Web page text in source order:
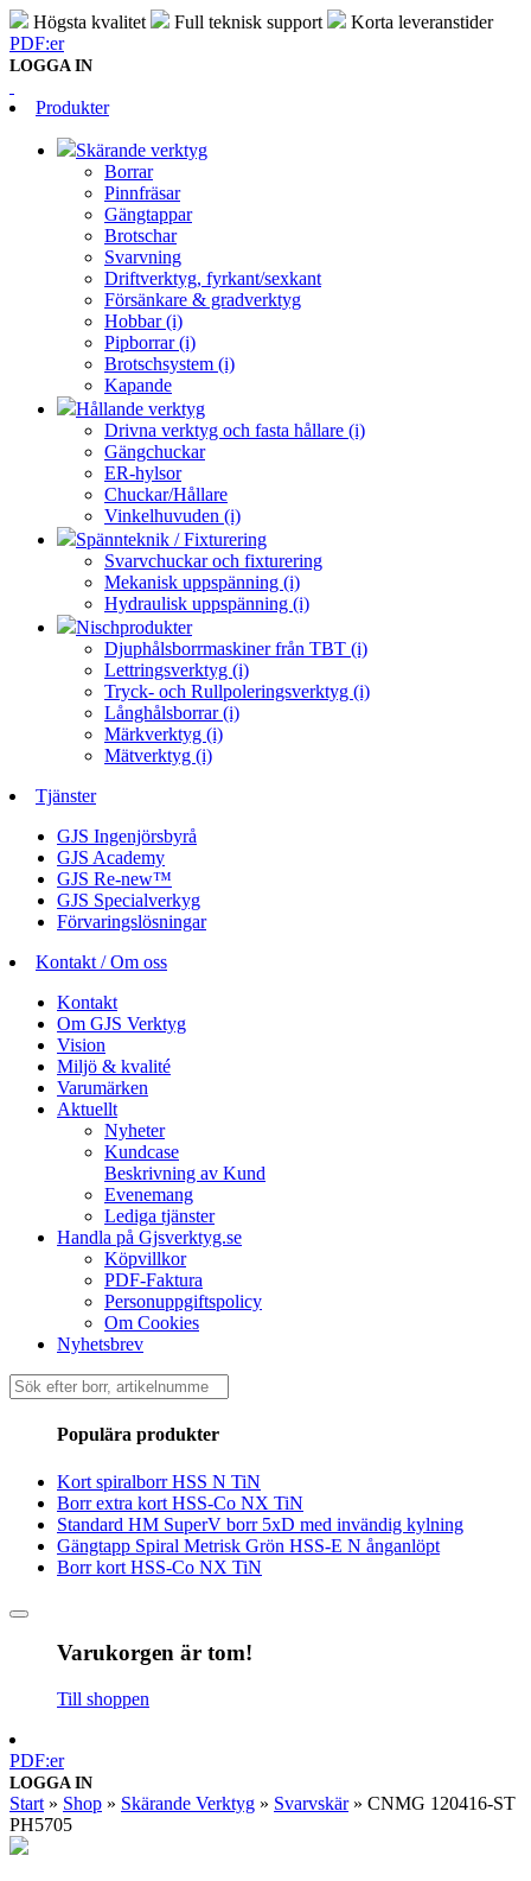
Högsta kvalitet Full teknisk support
Korta leveranstider
PDF:er
LOGGA IN
Produkter
Skärande verktyg
Borrar
Pinnfräsar
Gängtappar
Brotschar
Svarvning
Driftverktyg, fyrkant/sexkant
Försänkare & gradverktyg
Hobbar (i)
Pipborrar (i)
Brotschsystem (i)
Kapande
Hållande verktyg
Drivna verktyg och fasta hållare (i)
Gängchuckar
ER-hylsor
Chuckar/Hållare
Vinkelhuvuden (i)
Spännteknik / Fixturering
Svarvchuckar och fixturering
Mekanisk uppspänning (i)
Hydraulisk uppspänning (i)
Nischprodukter
Djuphålsborrmaskiner från TBT (i)
Lettringsverktyg (i)
Tryck- och Rullpoleringsverktyg (i)
Långhålsborrar (i)
Märkverktyg (i)
Mätverktyg (i)
Tjänster
GJS Ingenjörsbyrå
GJS Academy
GJS Re-new™
GJS Specialverkyg
Förvaringslösningar
Kontakt / Om oss
Kontakt
Om GJS Verktyg
Vision
Miljö & kvalité
Varumärken
Aktuellt
Nyheter
Kundcase
Beskrivning av Kund
Evenemang
Lediga tjänster
Handla på Gjsverktyg.se
Köpvillkor
PDF-Faktura
Personuppgiftspolicy
Om Cookies
Nyhetsbrev
Sök
efter:
Populära produkter
Kort spiralborr HSS N TiN
Borr extra kort HSS-Co NX TiN
Standard HM SuperV borr 5xD med invändig kylning
Gängtapp Spiral Metrisk Grön HSS-E N ånganlöpt
Borr kort HSS-Co NX TiN
Varukorgen är tom!
Till shoppen
PDF:er
LOGGA IN
Start » Shop » Skärande Verktyg » Svarvskär» CNMG 120416-ST
PH5705